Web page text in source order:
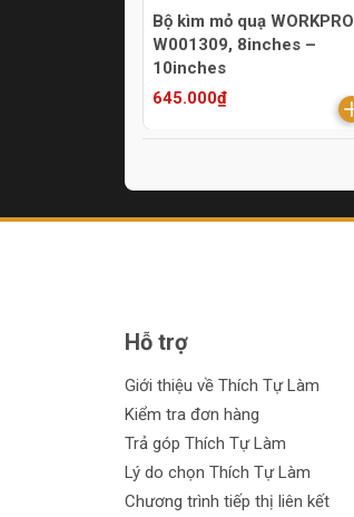
Bộ kìm mỏ quạ WORKPRO
W001309, 8inches –
10inches
645.000₫
Hỗ trợ
Giới thiệu về Thích Tự Làm
Kiểm tra đơn hàng
Trả góp Thích Tự Làm
Lý do chọn Thích Tự Làm
Chương trình tiếp thị liên kết